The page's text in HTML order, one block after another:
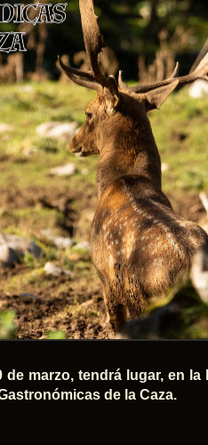
marzo, tendrá lugar, en
de la Caza.